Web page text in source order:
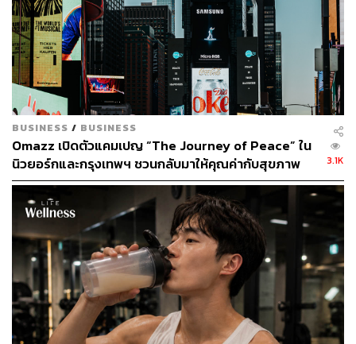
อย่าบอกตัวเองว่านี่คือการ Productive นี่ไม่ใช่ Recharge
เพื่อให้ทำงานได้ดีขึ้น นี่คือการพักที่มีคุณค่าในตัวเอง ไม่ต้อง
สมเหตุสมผล ไม่ต้อง Justify ครั้งต่อไปที่คุณนอนอยู่เฉยๆ แล้ว
รู้สึกผิด ลองเปลี่ยนคำในหัวดู จาก “ฉันกำลังเสียเวลา” เป็น
“ฉันกำลัง Languishing อย่างงดงาม” เพราะบางที สิ่งที่
ร่างกายต้องการจริงๆ ก็แค่เวลาที่ไม่ต้องพิสูจน์อะไร
TAGS: สมอง การพักผ่อน ทัศนคติ Languor ความสุข
335
BUSINESS / BUSINESS
Omazz เปิดตัวแคมเปญ “The Journey of Peace” ใน
นิวยอร์กและกรุงเทพฯ ชวนกลับมาให้คุณค่ากับสุขภาพ
และความสงบ
3.1K